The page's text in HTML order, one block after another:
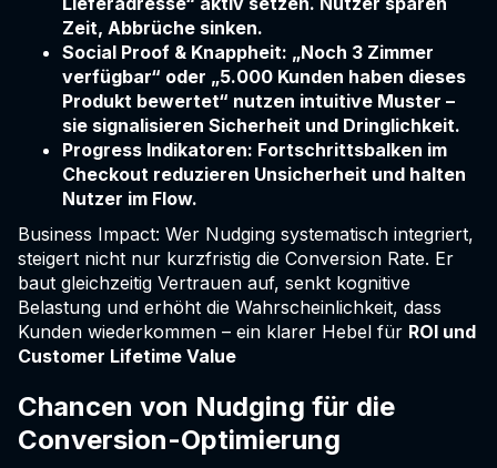
Zeit, Abbrüche sinken.
Social Proof & Knappheit: „Noch 3 Zimmer
verfügbar“ oder „5.000 Kunden haben dieses
Produkt bewertet“ nutzen intuitive Muster –
sie signalisieren Sicherheit und Dringlichkeit.
Progress Indikatoren: Fortschrittsbalken im
Checkout reduzieren Unsicherheit und halten
Nutzer im Flow.
Business Impact: Wer Nudging systematisch integriert,
steigert nicht nur kurzfristig die Conversion Rate. Er
baut gleichzeitig Vertrauen auf, senkt kognitive
Belastung und erhöht die Wahrscheinlichkeit, dass
Kunden wiederkommen – ein klarer Hebel für ROI und
Customer Lifetime Value
Chancen von Nudging für die
Conversion-Optimierung